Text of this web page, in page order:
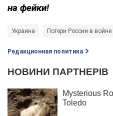
на фейки!
Украина Потери России в
Редакционная политика